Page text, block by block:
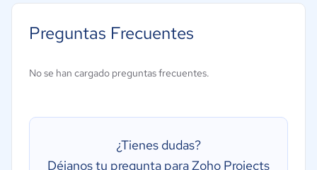
Gestión de tareas
Seguimiento de hitos
Preguntas Frecuentes
No se han cargado preguntas frecuentes.
¿Tienes dudas?
Déjanos tu pregunta para Zoho Projects